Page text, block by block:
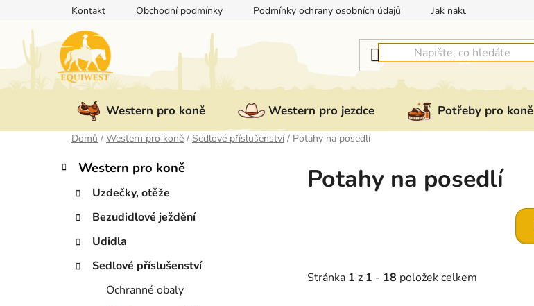
obsah
Kontakt Obchodní podmínky Podmínky ochrany osobních údajů Jak nakupovat
Western pro koně Western pro jezdce Potřeby pro koně
Domů / Western pro koně / Sedlové příslušenství / Potahy na posedlí
PPřeskočit
kategorie
K
a
Western pro koně
Uzdečky, otěže
Bezudidlové ježdění
Udidla
Sedlové příslušenství
Ochranné obaly
Potahy na posedlí
Stránka 1 z 1 - 18 položek celkem